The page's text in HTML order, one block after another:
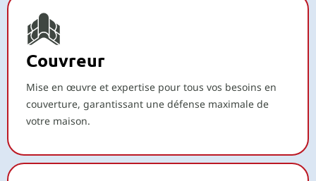
Couvreur
Mise en œuvre et expertise pour tous vos besoins en
couverture, garantissant une défense maximale de
votre maison.